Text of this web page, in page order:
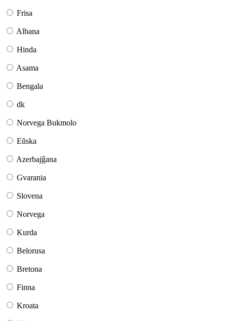
Frisa
Albana
Hinda
Asama
Bengala
dk
Norvega Bukmolo
Eŭska
Azerbajĝana
Gvarania
Slovena
Norvega
Kurda
Belorusa
Bretona
Finna
Kroata